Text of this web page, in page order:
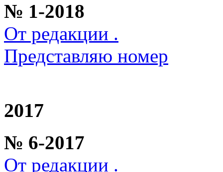
№ 1-2018
От редакции .
Представляю номер
2017
№ 6-2017
От редакции .